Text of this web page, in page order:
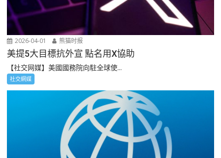
2026-04-01 熊猫时报
美提5大目標抗外宣 點名用X協助
【社交网媒】美國國務院向駐全球使...
社交網媒